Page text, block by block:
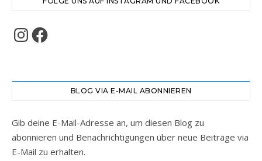
Instagram
Facebook
BLOG VIA E-MAIL ABONNIEREN
Gib deine E-Mail-Adresse an, um diesen Blog zu
abonnieren und Benachrichtigungen über neue Beiträge via
E-Mail zu erhalten.